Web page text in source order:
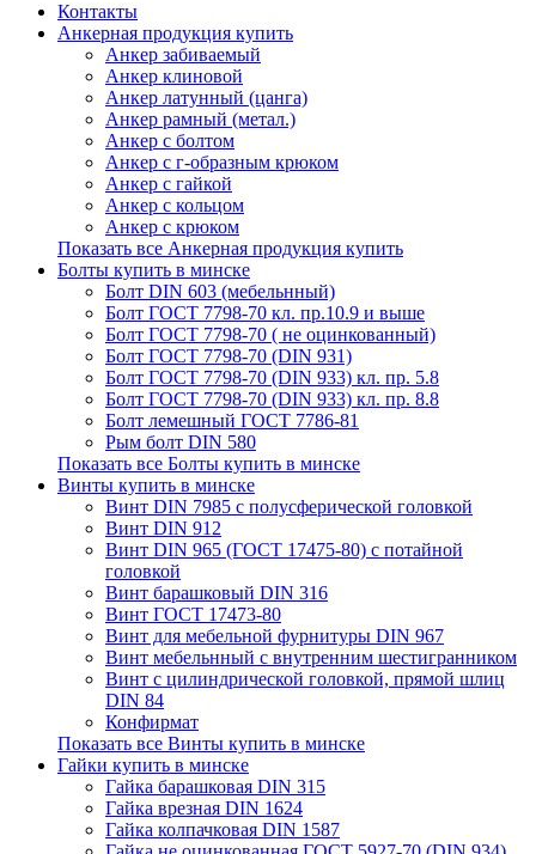
Контакты
Анкерная продукция купить
Анкер забиваемый
Анкер клиновой
Анкер латунный (цанга)
Анкер рамный (метал.)
Анкер с болтом
Анкер с г-образным крюком
Анкер с гайкой
Анкер с кольцом
Анкер с крюком
Показать все Анкерная продукция купить
Болты купить в минске
Болт DIN 603 (мебельнный)
Болт ГОСТ 7798-70 кл. пр.10.9 и выше
Болт ГОСТ 7798-70 ( не оцинкованный)
Болт ГОСТ 7798-70 (DIN 931)
Болт ГОСТ 7798-70 (DIN 933) кл. пр. 5.8
Болт ГОСТ 7798-70 (DIN 933) кл. пр. 8.8
Болт лемешный ГОСТ 7786-81
Рым болт DIN 580
Показать все Болты купить в минске
Винты купить в минске
Винт DIN 7985 с полусферической головкой
Винт DIN 912
Винт DIN 965 (ГОСТ 17475-80) с потайной
головкой
Винт барашковый DIN 316
Винт ГОСТ 17473-80
Винт для мебельной фурнитуры DIN 967
Винт мебельнный с внутренним шестигранником
Винт с цилиндрической головкой, прямой шлиц
DIN 84
Конфирмат
Показать все Винты купить в минске
Гайки купить в минске
Гайка барашковая DIN 315
Гайка врезная DIN 1624
Гайка колпачковая DIN 1587